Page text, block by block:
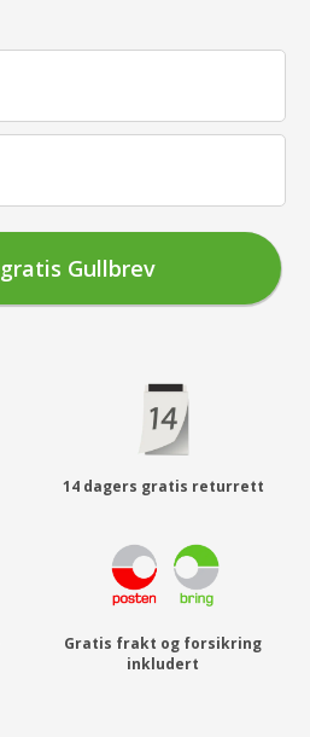
14 dagers gratis returrett
Gratis frakt og forsikring
inkludert